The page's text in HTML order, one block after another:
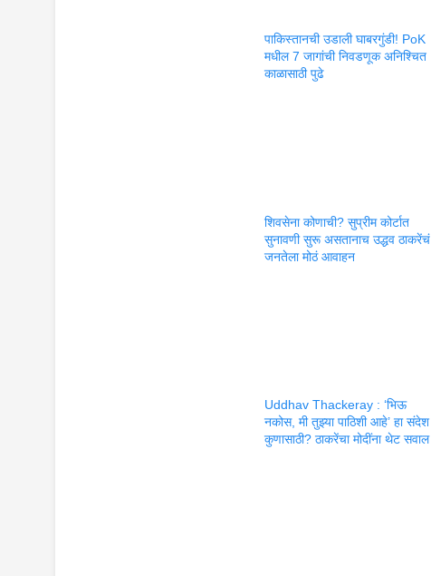
पाकिस्तानची उडाली घाबरगुंडी! PoK
मधील 7 जागांची निवडणूक अनिश्चित
काळासाठी पुढे
शिवसेना कोणाची? सुप्रीम कोर्टात
सुनावणी सुरू असतानाच उद्धव ठाकरेंचं
जनतेला मोठं आवाहन
Uddhav Thackeray : ‘भिऊ
नकोस, मी तुझ्या पाठिशी आहे’ हा संदेश
कुणासाठी? ठाकरेंचा मोदींना थेट सवाल